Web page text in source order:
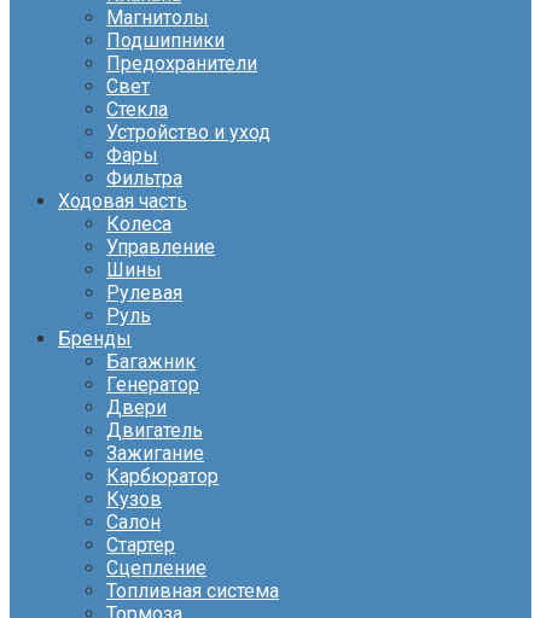
Магнитолы
Подшипники
Предохранители
Свет
Стекла
Устройство и уход
Фары
Фильтра
Ходовая часть
Колеса
Управление
Шины
Рулевая
Руль
Бренды
Багажник
Генератор
Двери
Двигатель
Зажигание
Карбюратор
Кузов
Салон
Стартер
Сцепление
Топливная система